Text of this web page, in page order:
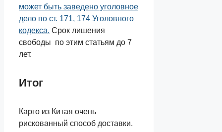
может быть заведено уголовное
дело по ст. 171, 174 Уголовного
кодекса. Срок лишения
свободы по этим статьям до 7
лет.
Итог
Карго из Китая очень
рискованный способ доставки.